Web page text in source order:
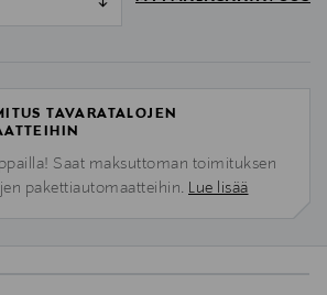
TAVARATALOJEN
Saat maksuttoman toimituksen
pakettiautomaatteihin. Lue lisää